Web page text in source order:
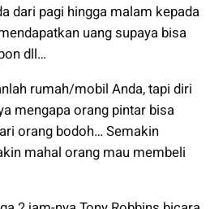
dari pagi hingga malam kepada
uang supaya bisa
dll…
rumah/mobil Anda, tapi diri
mengapa orang pintar bisa
orang bodoh… Semakin
mahal orang mau membeli